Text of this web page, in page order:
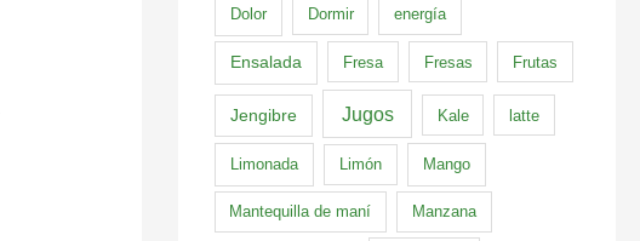
Dolor Dormir energía
Ensalada Fresa Fresas Frutas
Jengibre Jugos Kale latte
Limonada Limón Mango
Mantequilla de maní Manzana